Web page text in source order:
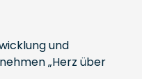
und
„Herz über